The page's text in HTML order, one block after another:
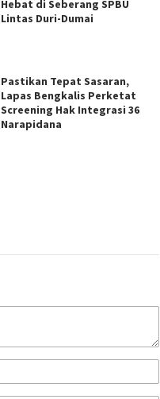
Hebat di Seberang SPBU
Lintas Duri-Dumai
Pastikan Tepat Sasaran,
Lapas Bengkalis Perketat
Screening Hak Integrasi 36
Narapidana